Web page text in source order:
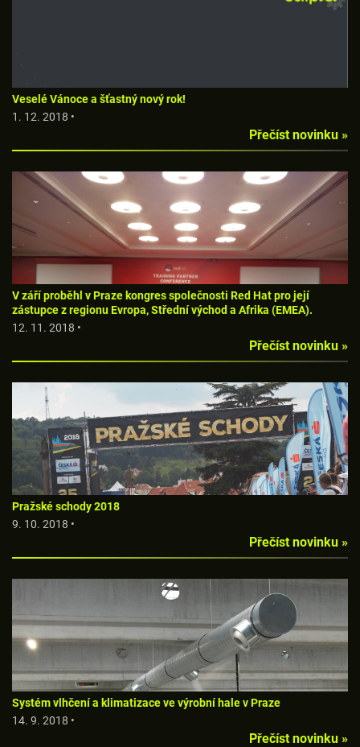
Veselé Vánoce a šťastný nový rok!
1. 12. 2018 •
Přečíst novinku »
V září proběhl v Praze kongres společnosti Red Hat pro její
zástupce z regionu Evropa, Střední východ a Afrika (EMEA).
12. 11. 2018 •
Přečíst novinku »
Pražské schody 2018
9. 10. 2018 •
Přečíst novinku »
Systém vlhčení a klimatizace ve výrobní hale v Praze
14. 9. 2018 •
Přečíst novinku »